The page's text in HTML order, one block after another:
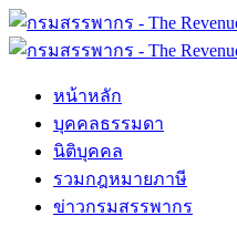
หน้าหลัก
บุคคลธรรมดา
นิติบุคคล
รวมกฎหมายภาษี
ข่าวกรมสรรพากร